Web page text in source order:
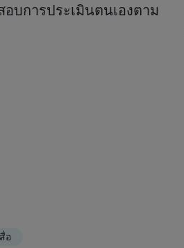
อบการประเมินตนเองตาม
อ